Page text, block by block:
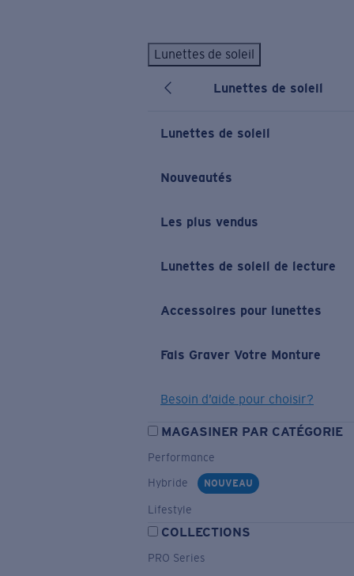
Lunettes de soleil
Lunettes de soleil
Lunettes de soleil
Nouveautés
Les plus vendus
Lunettes de soleil de lecture
Accessoires pour lunettes
Fais Graver Votre Monture
Besoin d’aide pour choisir?
MAGASINER PAR CATÉGORIE
Performance
Hybride
NOUVEAU
Lifestyle
COLLECTIONS
PRO Series
LES PLUS RECHERCHÉS
Lunettes de soleil personnalisées Nouveau